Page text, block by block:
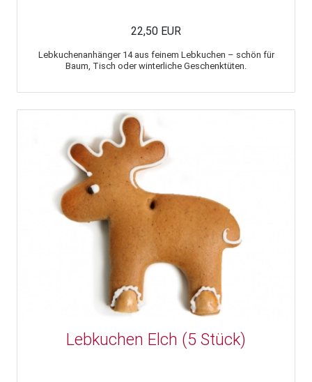
22,50 EUR
Lebkuchenanhänger 14 aus feinem Lebkuchen – schön für
Baum, Tisch oder winterliche Geschenktüten.
Lebkuchen Elch (5 Stück)